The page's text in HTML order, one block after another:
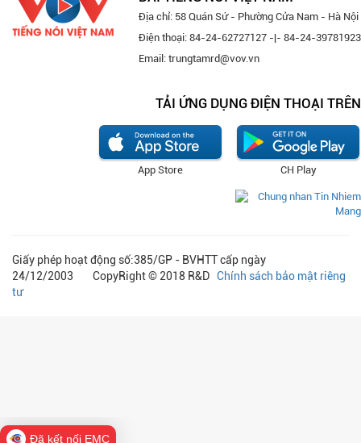
Địa chỉ: 58 Quán Sứ - Phường Cửa Nam - Hà Nội
Điện thoại: 84-24-62727127 -|- 84-24-39781923
Email: trungtamrd@vov.vn
TẢI ỨNG DỤNG ĐIỆN THOẠI TRÊN
CH Play
App Store
Giấy phép hoạt động số:385/GP - BVHTT cấp ngày
24/12/2003 CopyRight © 2018 R&D Chính sách bảo mật riêng
tư
Đã kết nối EMC